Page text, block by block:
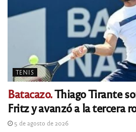
TENIS
Batacazo.Thiago Tirante
Fritz y avanzó a la tercera
5 de agosto de 2026